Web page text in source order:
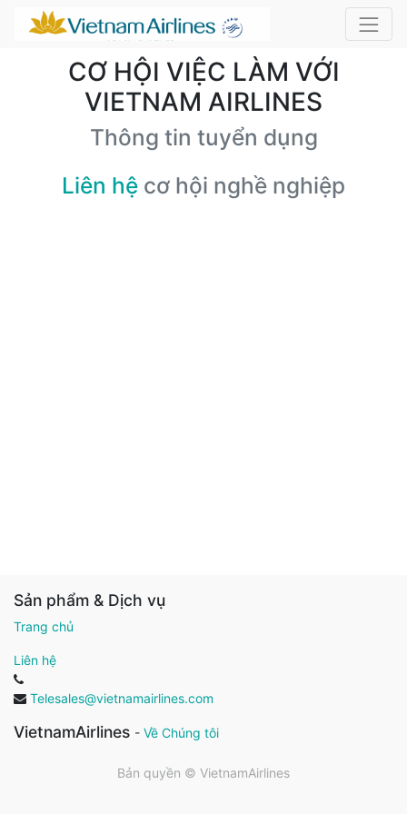
CƠ HỘI VIỆC LÀM VỚI
VIETNAM AIRLINES
Thông tin tuyển dụng
Liên hệ cơ hội nghề nghiệp
Sản phẩm & Dịch vụ
Trang chủ
Liên hệ
Telesales@vietnamairlines.com
VietnamAirlines - Về Chúng tôi
Bản quyền © VietnamAirlines